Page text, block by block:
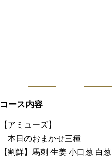
コース内容
【アミューズ】
本日のおまかせ三種
【割鮮】馬刺 生姜 小口葱 白葱